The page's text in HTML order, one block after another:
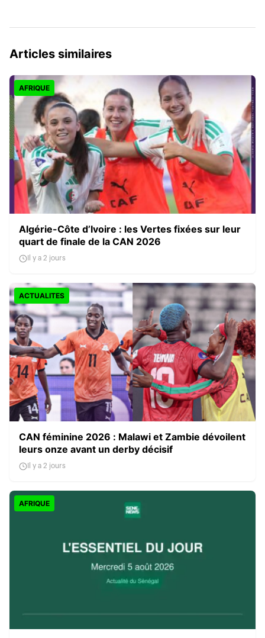
Articles similaires
AFRIQUE
Algérie-Côte d’Ivoire : les Vertes fixées sur leur
quart de finale de la CAN 2026
Il y a 2 jours
ACTUALITES
CAN féminine 2026 : Malawi et Zambie dévoilent
leurs onze avant un derby décisif
Il y a 2 jours
AFRIQUE